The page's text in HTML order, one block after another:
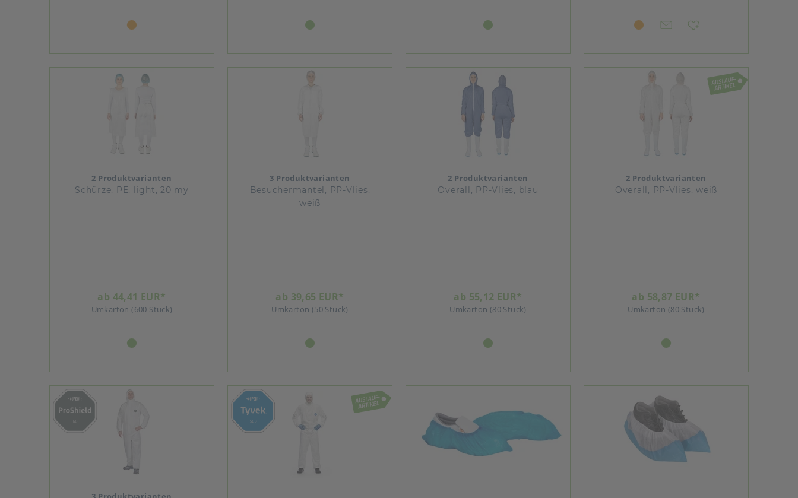
2 Produktvarianten
Schürze, PE, light, 20 my
ab 44,41 EUR*
Umkarton (600 Stück)
3 Produktvarianten
Besuchermantel, PP-Vlies,
weiß
ab 39,65 EUR*
Umkarton (50 Stück)
2 Produktvarianten
Overall, PP-Vlies, blau
ab 55,12 EUR*
Umkarton (80 Stück)
2 Produktvarianten
Overall, PP-Vlies, weiß
ab 58,87 EUR*
Umkarton (80 Stück)